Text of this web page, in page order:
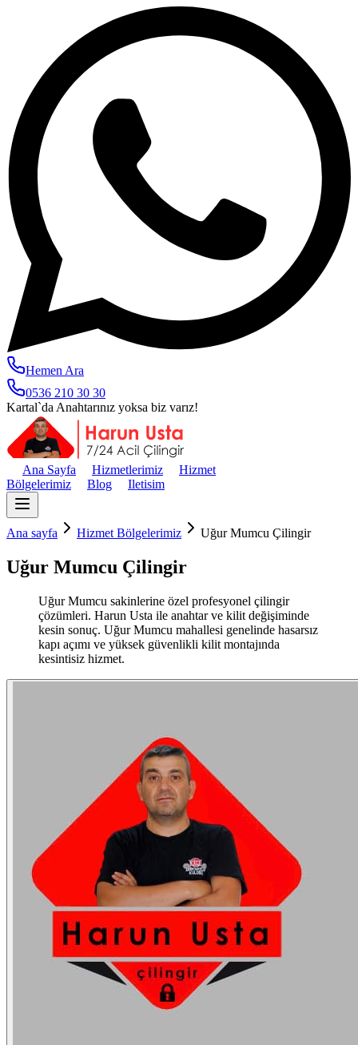
Hemen Ara
0536 210 30 30
Kartal`da Anahtarınız yoksa biz varız!
Ana Sayfa Hizmetlerimiz
Hizmet
Bölgelerimiz
Blog Iletisim
Ana sayfa Hizmet Bölgelerimiz Uğur Mumcu Çilingir
Uğur Mumcu Çilingir
Uğur Mumcu sakinlerine özel profesyonel çilingir
çözümleri. Harun Usta ile anahtar ve kilit değişiminde
kesin sonuç. Uğur Mumcu mahallesi genelinde hasarsız
kapı açımı ve yüksek güvenlikli kilit montajında
kesintisiz hizmet.